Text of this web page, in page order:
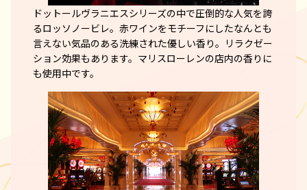
ドットールヴラニエスシリーズの中で圧倒的な人気を誇
るロッソノービレ。赤ワインをモチーフにしたなんとも
言えない気品のある洗練された優しい香り。リラクゼー
ション効果もあります。マリスローレンの店内の香りに
も使用中です。